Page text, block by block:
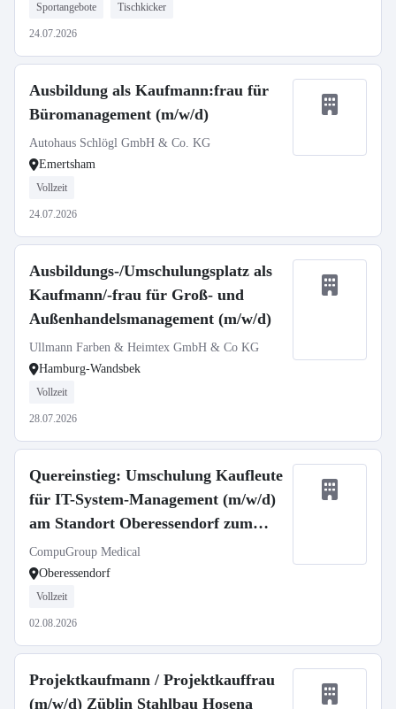
Sportangebote Tischkicker
24.07.2026
Ausbildung als Kaufmann:frau für
Büromanagement (m/w/d)
Autohaus Schlögl GmbH & Co. KG
Emertsham
Vollzeit
24.07.2026
Ausbildungs-/Umschulungsplatz als
Kaufmann/-frau für Groß- und
Außenhandelsmanagement (m/w/d)
Ullmann Farben & Heimtex GmbH & Co KG
Hamburg-Wandsbek
Vollzeit
28.07.2026
Quereinstieg: Umschulung Kaufleute
für IT-System-Management (m/w/d)
am Standort Oberessendorf zum
01.09.2026
CompuGroup Medical
Oberessendorf
Vollzeit
02.08.2026
Projektkaufmann / Projektkauffrau
(m/w/d) Züblin Stahlbau Hosena